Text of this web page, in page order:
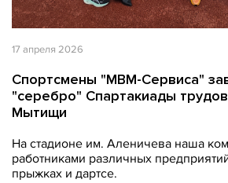
17 апреля 2026
Спортсмены "МВМ-Сервиса"
"серебро" Спартакиады
Мытищи
На стадионе им. Аленичева наша
работниками различных
прыжках и дартсе.